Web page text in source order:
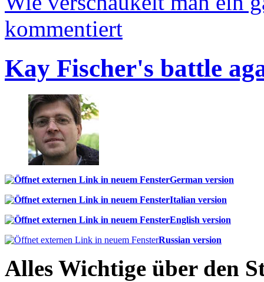
kommentiert
Kay Fischer's battle
German version
Italian version
English version
Russian version
Alles Wichtige über den